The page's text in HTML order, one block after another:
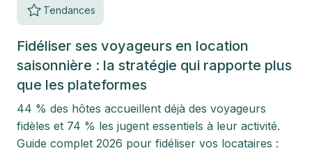
Tendances
Fidéliser ses voyageurs en location
saisonnière : la stratégie qui rapporte plus
que les plateformes
44 % des hôtes accueillent déjà des voyageurs
fidèles et 74 % les jugent essentiels à leur activité.
Guide complet 2026 pour fidéliser vos locataires :